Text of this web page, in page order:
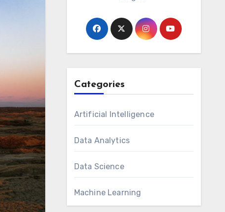
Categories
Artificial Intelligence
Data Analytics
Data Science
Machine Learning